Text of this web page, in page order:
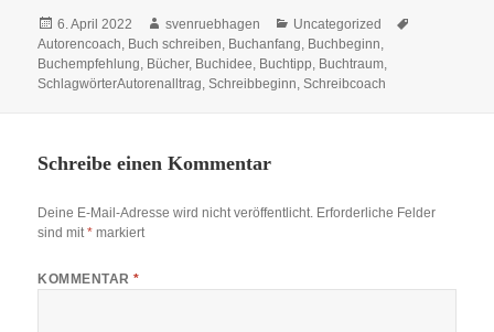
Veröffentlicht
am
6. April 2022 Autor
svenruebhagen Kategorien
Uncategorized
Autorencoach Buch schreiben Buchanfang Buchbeginn
Buchempfehlung Bücher, Buchidee Buchtipp Buchtraum
SchlagwörterAutorenalltrag ,Schreibbeginn ,Schreibcoach
Schreibe einen Kommentar
Deine E-Mail-Adresse wird nicht veröffentlicht. Erforderliche Felder
sind mit* markiert
KOMMENTAR*